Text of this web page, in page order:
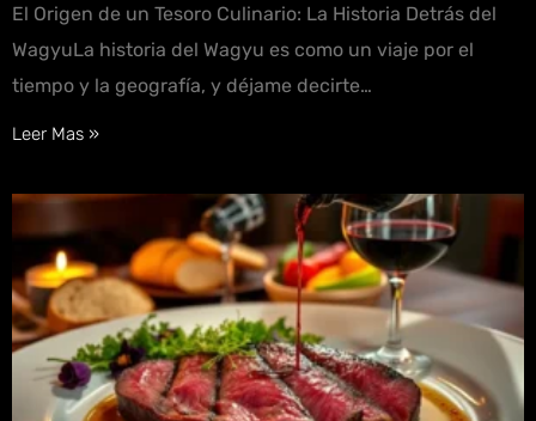
El Origen de un Tesoro Culinario: La Historia Detrás del
WagyuLa historia del Wagyu es como un viaje por el
tiempo y la geografía, y déjame decirte…
Leer Mas »